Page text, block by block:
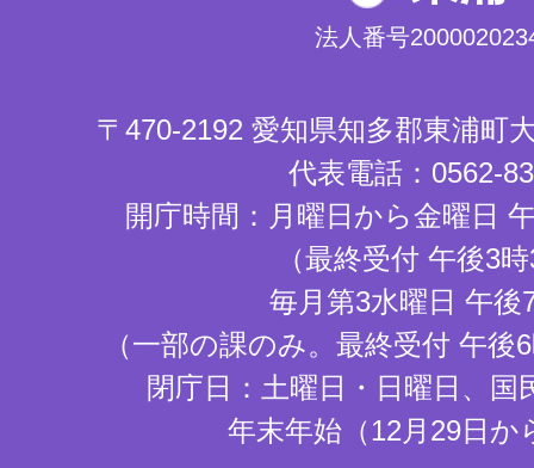
法人番号
〒470-2192 愛知県知多郡東浦町
代表電話：0562-
開庁時間：月曜日から金曜日
（最終受付 午後3
毎月第3水曜日 午後
（一部の課のみ。最終受付 午
閉庁日：土曜日・日曜日、国
年末年始（12月29日か